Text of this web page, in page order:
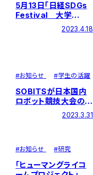
5月13日「日経SDGs
Festival 大学
SDGsカンファレンス」
にてSDGs推進センタ
2023.4.18
#お知らせ #学生の活躍
SOBITSが日本国内
ロボット競技大会の最
難関であるリーグで総
合優勝～「RoboCup
2023.3.31
#お知らせ #研究
「ヒューマングライコ